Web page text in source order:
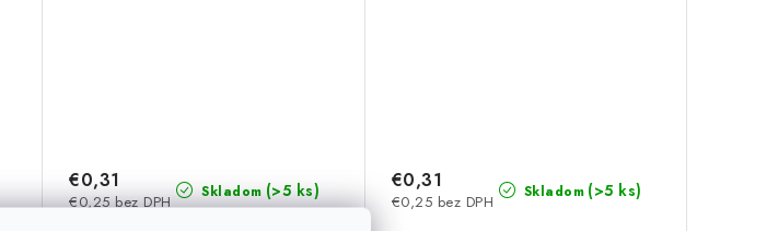
Skladom (>5 ks)
€0,25 bez DPH
€0,31 Skladom (>5 ks)
€0,25 bez DPH
€0,31